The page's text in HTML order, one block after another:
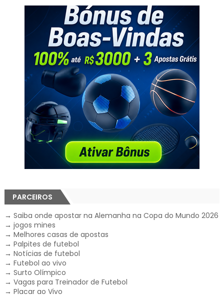
PARCEIROS
→ Saiba onde apostar na Alemanha na Copa do Mundo 2026
→ jogos mines
→ Melhores casas de apostas
→ Palpites de futebol
→ Notícias de futebol
→ Futebol ao vivo
→ Surto Olímpico
→ Vagas para Treinador de Futebol
→ Placar ao Vivo